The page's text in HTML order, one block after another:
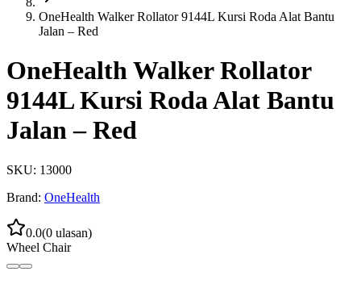
OneHealth Walker Rollator 9144L Kursi Roda Alat Bantu
Jalan – Red
OneHealth Walker Rollator
9144L Kursi Roda Alat Bantu
Jalan – Red
SKU: 13000
Brand: OneHealth
0.0(0 ulasan)
Wheel Chair